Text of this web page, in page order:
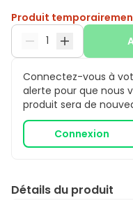
Produit
Connectez-vous à
alerte pour que nous
produit sera de
Connexion
Détails du produit